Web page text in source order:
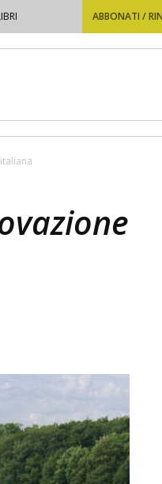
ABBONATI /